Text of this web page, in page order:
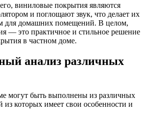
виниловые покрытия являются
и поглощают звук, что делает их
для домашних помещений. В целом,
— это практичное и стильное решение
в частном доме.
анализ различных
могут быть выполнены из различных
из которых имеет свои особенности и